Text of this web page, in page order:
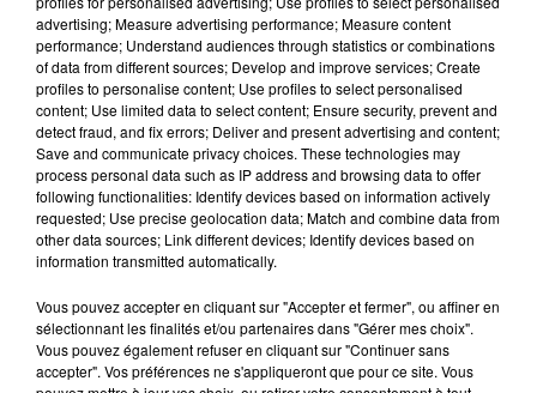
chauffer le lait dans une casserole avec les grains de
vanille et la gousse entière pour encore plus de
parfums. Dans un bol, mélanger les jaunes d'œufs avec
le sucre et la fécule de maïs. Quand le lait est arrivé à
ébullition, retirer la gousse de vanille et le verser sur les
jaunes d'œufs en remuant vivement pour ne pas les
faire cuire. Remettre le tout dans la casserole et laisser
épaissir à feu doux en remuant sans cesse (environ 5 à
10 minutes).
3. Débarrasser la crème pâtissière dans un contenant
froid, filmer au contact pour éviter qu'une croûte se
forme et laisser complètement refroidir.
4. Quand la crème est bien refroidie, la détendre avec un
advertising; Measure advertising performance; Measure content
performance; Understand audiences through statistics or combinations
of data from different sources; Develop and improve services; Create
profiles to personalise content; Use profiles to select personalised
content; Use limited data to select content; Ensure security, prevent and
detect fraud, and fix errors; Deliver and present advertising and content;
Save and communicate privacy choices. These technologies may
process personal data such as IP address and browsing data to offer
following functionalities: Identify devices based on information actively
requested; Use precise geolocation data; Match and combine data from
other data sources; Link different devices; Identify devices based on
information transmitted automatically.
Vous pouvez accepter en cliquant sur "Accepter et fermer", ou affiner en
sélectionnant les finalités et/ou partenaires dans "Gérer mes choix".
Vous pouvez également refuser en cliquant sur "Continuer sans
accepter". Vos préférences ne s'appliqueront que pour ce site. Vous